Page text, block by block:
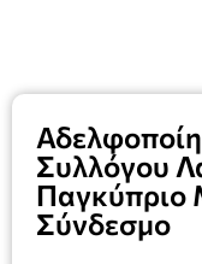
Συλλόγου
Παγκύπριο
Σύνδεσμο